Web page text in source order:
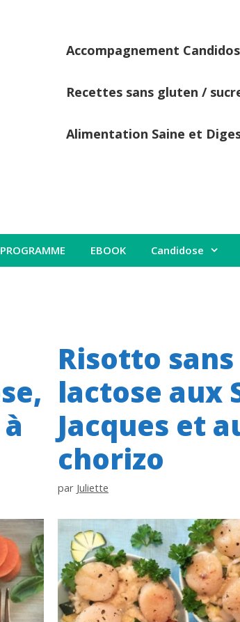
Accompagnement
Recettes sans gluten /
Alimentation Saine et
PROGRAMME EBOOK Candidose
Risotto sans
lactose aux
Jacques et
chorizo
par Juliette